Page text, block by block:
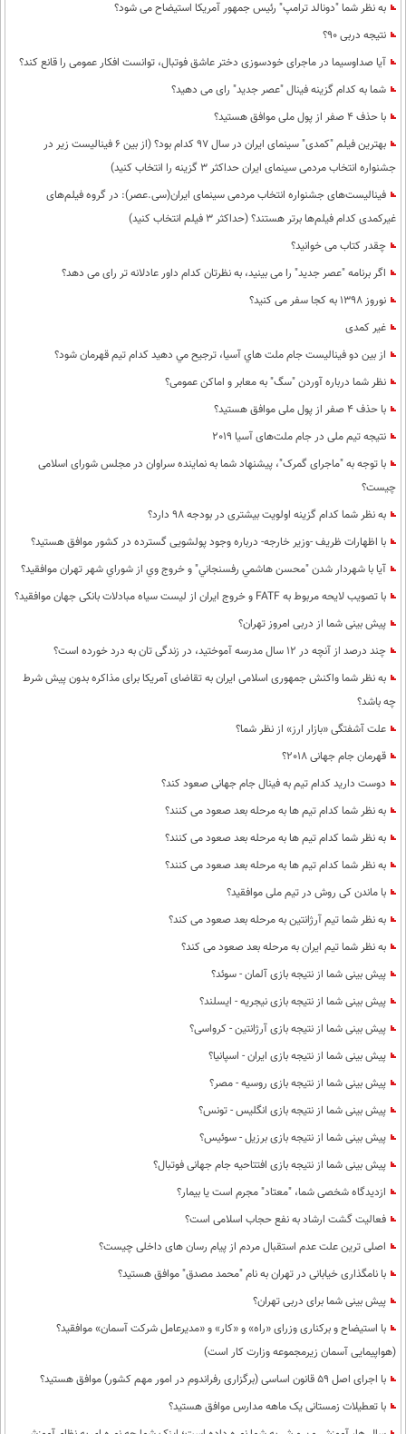
به نظر شما "دونالد ترامپ" رئیس جمهور آمریکا استیضاح می شود؟
نتیجه دربی 90؟
آیا صداوسیما در ماجرای خودسوزی دختر عاشق فوتبال، توانست افکار عمومی را قانع کند؟
شما به کدام گزینه فینال "عصر جدید" رای می دهید؟
با حذف 4 صفر از پول ملی موافق هستید؟
بهترین فیلم "کمدی" سینمای ایران در سال 97 کدام بود؟ (از بین 6 فینالیست زیر در
جشنواره انتخاب مردمی سینمای ایران حداکثر 3 گزینه را انتخاب کنید)
فینالیست‌های جشنواره انتخاب مردمی سینمای ایران(سی.عصر): در گروه فیلم‌های
غیرکمدی کدام فیلم‌ها برتر هستند؟ (حداکثر 3 فیلم انتخاب کنید)
چقدر کتاب می خوانید؟
اگر برنامه "عصر جدید" را می بینید، به نظرتان کدام داور عادلانه تر رای می دهد؟
نوروز 1398 به کجا سفر می کنید؟
غیر کمدی
از بين دو فيناليست جام ملت هاي آسيا، ترجيح مي دهيد كدام تيم قهرمان شود؟
نظر شما درباره آوردن "سگ" به معابر و اماکن عمومی؟
با حذف 4 صفر از پول ملی موافق هستید؟
نتیجه تیم ملی در جام ملت‌های آسیا 2019
با توجه به "ماجرای گمرک"، پیشنهاد شما به نماینده سراوان در مجلس شورای اسلامی
چیست؟
به نظر شما كدام گزینه اولویت بیشتری در بودجه 98 دارد؟
با اظهارات ظریف -وزیر خارجه- درباره وجود پولشویی گسترده در کشور موافق هستید؟
آيا با شهردار شدن "محسن هاشمي رفسنجاني" و خروج وي از شوراي شهر تهران موافقيد؟
با تصویب لایحه مربوط به FATF و خروج ایران از لیست سیاه مبادلات بانکی جهان موافقید؟
پیش بینی شما از دربی امروز تهران؟
چند درصد از آنچه در 12 سال مدرسه آموختید، در زندگی تان به درد خورده است؟
به نظر شما واکنش جمهوری اسلامی ایران به تقاضای آمریکا برای مذاکره بدون پیش شرط
چه باشد؟
علت آشفتگی «بازار ارز» از نظر شما؟
قهرمان جام جهانی 2018؟
دوست دارید کدام تیم به فینال جام جهانی صعود کند؟
به نظر شما کدام تیم ها به مرحله بعد صعود می کنند؟
به نظر شما کدام تیم ها به مرحله بعد صعود می کنند؟
به نظر شما کدام تیم ها به مرحله بعد صعود می کنند؟
با ماندن کی روش در تیم ملی موافقید؟
به نظر شما تیم آرژانتین به مرحله بعد صعود می کند؟
به نظر شما تیم ایران به مرحله بعد صعود می کند؟
پیش بینی شما از نتیجه بازی آلمان - سوئد؟
پیش بینی شما از نتیجه بازی نیجریه - ایسلند؟
پیش بینی شما از نتیجه بازی آرژانتین - کرواسی؟
پیش بینی شما از نتیجه بازی ایران - اسپانیا؟
پیش بینی شما از نتیجه بازی روسیه - مصر؟
پیش بینی شما از نتیجه بازی انگلیس - تونس؟
پیش بینی شما از نتیجه بازی برزیل - سوئیس؟
پیش بینی شما از نتیجه بازی افتتاحیه جام جهانی فوتبال؟
ازدیدگاه شخصی شما، "معتاد" مجرم است یا بیمار؟
فعالیت گشت ارشاد به نفع حجاب اسلامی است؟
اصلی ترین علت عدم استقبال مردم از پیام رسان های داخلی چیست؟
با نامگذاری خیابانی در تهران به نام "محمد مصدق" موافق هستید؟
پیش بینی شما برای دربی تهران؟
با استیضاح و برکناری وزرای «راه» و «کار» و «مدیرعامل شرکت آسمان» موافقید؟
(هواپیمایی آسمان زیرمجموعه وزارت کار است)
با اجرای اصل 59 قانون اساسی (برگزاری رفراندوم در امور مهم کشور) موافق هستید؟
با تعطیلات زمستانی یک ماهه مدارس موافق هستید؟